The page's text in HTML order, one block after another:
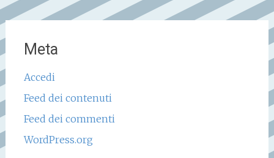
Meta
Accedi
Feed dei contenuti
Feed dei commenti
WordPress.org